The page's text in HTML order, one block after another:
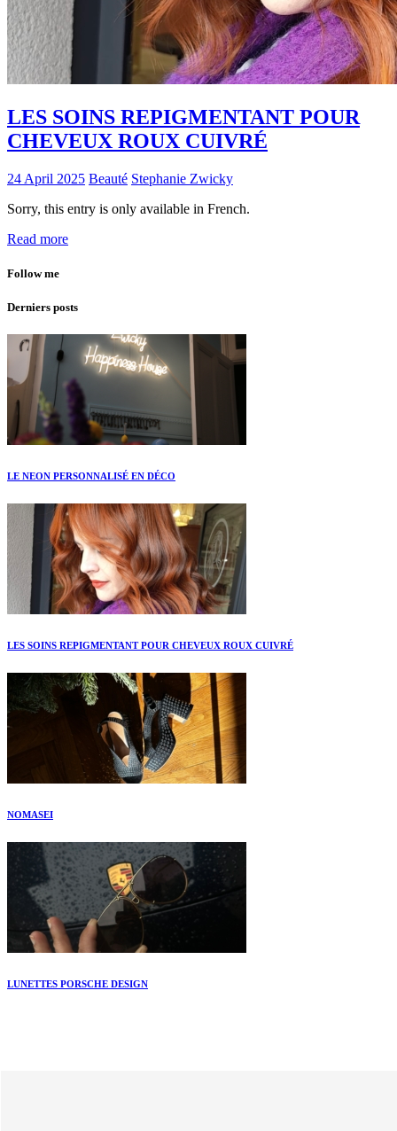
LES SOINS REPIGMENTANT POUR
CHEVEUX ROUX CUIVRÉ
24 April 2025 Beauté Stephanie Zwicky
Sorry, this entry is only available in French.
Read more
Follow me
Derniers posts
LE NEON PERSONNALISÉ EN DÉCO
LES SOINS REPIGMENTANT POUR CHEVEUX ROUX CUIVRÉ
NOMASEI
LUNETTES PORSCHE DESIGN